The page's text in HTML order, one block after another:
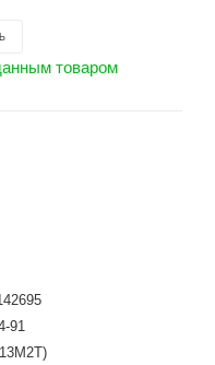
товаром
91